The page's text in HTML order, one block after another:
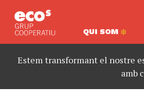
QUI SOM
Estem transformant el nostre
amb